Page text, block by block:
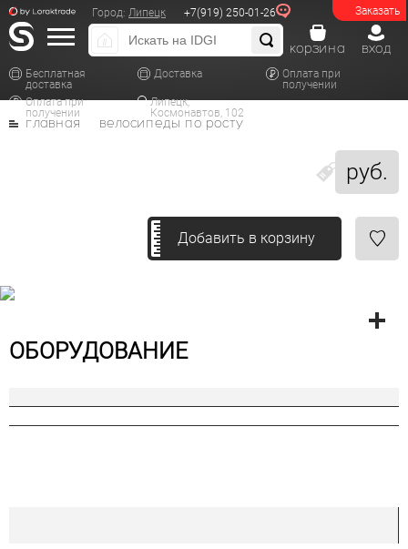
Заказать
Город: Липецк +7(919) 250-01-26
Бесплатная
доставка
Доставка
Оплата при
получении
Оплата при
получении
Липецк,
Космонавтов, 102
вход
корзина
руб.
главная велосипеды по росту
Добавить в корзину
ОБОРУДОВАНИЕ